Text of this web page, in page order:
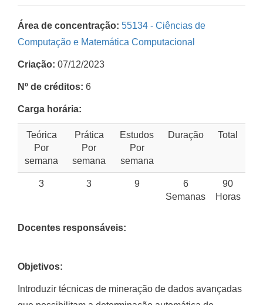
Área de concentração: 55134 - Ciências de
Computação e Matemática Computacional
Criação: 07/12/2023
Nº de créditos: 6
Carga horária:
Teórica
Por
semana
Prática
Por
semana
Estudos
Por
semana
Duração Total
3 3 9
6
Semanas
90
Horas
Docentes responsáveis:
Objetivos:
Introduzir técnicas de mineração de dados avançadas